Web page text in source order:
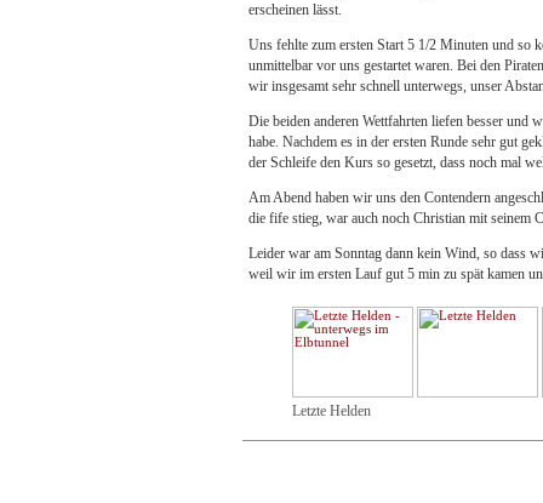
erscheinen lässt.
Uns fehlte zum ersten Start 5 1/2 Minuten und so
unmittelbar vor uns gestartet waren. Bei den
wir insgesamt sehr schnell unterwegs, unser
Die beiden anderen Wettfahrten liefen besser und
habe. Nachdem es in der ersten Runde sehr gut
der Schleife den Kurs so gesetzt, dass noch mal
Am Abend haben wir uns den Contendern
die fife stieg, war auch noch Christian mit seinem
Leider war am Sonntag dann kein Wind, so dass
weil wir im ersten Lauf gut 5 min zu spät kamen
Letzte Helden